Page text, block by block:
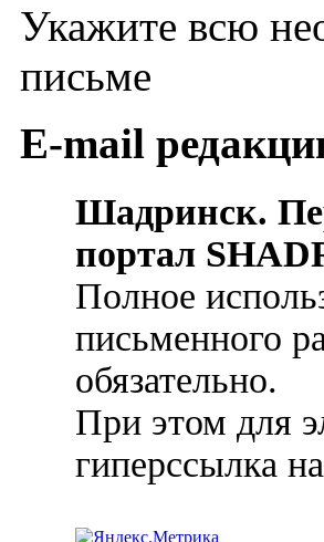
Укажите всю
письме
E-mail
Шадринск.
портал
Полное
письменного
обязательно.
При этом для
гиперссылка